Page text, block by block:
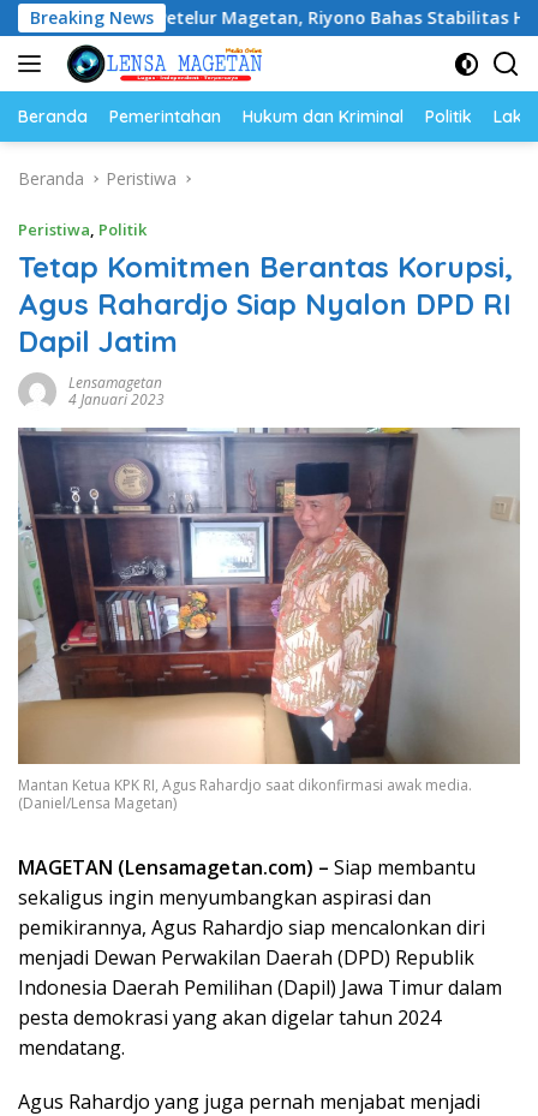
Langsung
ke
konten
Breaking News
Petelur Magetan, Riyono Bahas Stabilitas Harga Telur dan
Beranda Pemerintahan Hukum dan Kriminal Politik
Beranda Peristiwa
Peristiwa, Politik
Tetap Komitmen Berantas Korupsi,
Agus Rahardjo Siap Nyalon DPD RI
Dapil Jatim
Lensamagetan
4 Januari 2023
Mantan Ketua KPK RI, Agus Rahardjo saat dikonfirmasi awak media.
(Daniel/Lensa Magetan)
MAGETAN (Lensamagetan.com) – Siap membantu
sekaligus ingin menyumbangkan aspirasi dan
pemikirannya, Agus Rahardjo siap mencalonkan diri
menjadi Dewan Perwakilan Daerah (DPD) Republik
Indonesia Daerah Pemilihan (Dapil) Jawa Timur dalam
pesta demokrasi yang akan digelar tahun 2024
mendatang.
Agus Rahardjo yang juga pernah menjabat menjadi